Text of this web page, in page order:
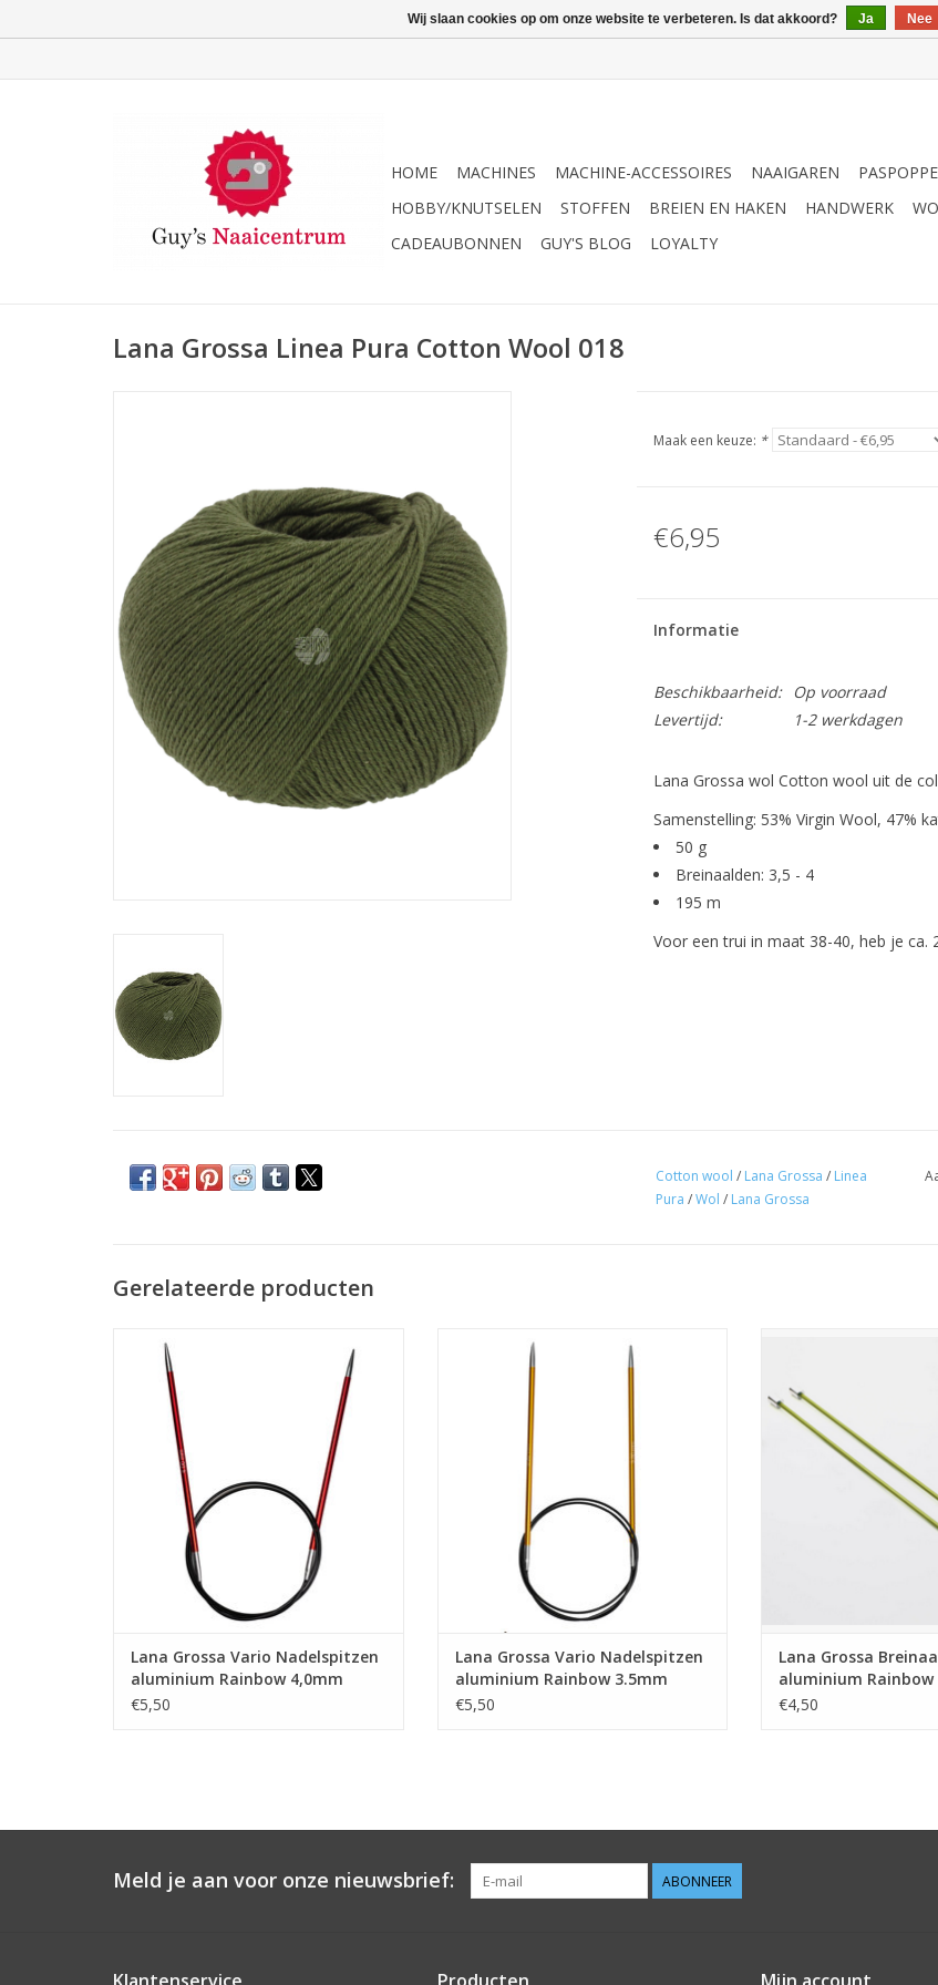
HOME MACHINES MACHINE-ACCESSOIRES NAAIGAREN
HOBBY/KNUTSELEN
STOFFEN BREIEN EN HAKEN HANDWERK
CADEAUBONNEN
GUY'S BLOG LOYALTY
Lana Grossa Linea Pura Cotton Wool 018
Maak een keuze: *
€6,95
Informatie
Beschikbaarheid:
Op voorraad
Levertijd:
1-2 werkdagen
Lana Grossa wol Cotton wool uit de
Samenstelling: 53% Virgin Wool, 47%
50 g
Breinaalden: 3,5 - 4
195 m
Voor een trui in maat 38-40, heb je ca.
Cotton wool / Lana Grossa / Linea
Pura /Wol / Lana Grossa
Gerelateerde producten
Lana Grossa Vario Nadelspitzen
aluminium Rainbow 4,0mm (naaldpunten
TOEVOEGEN AAN WINKELWAGEN
Lana Grossa Vario Nadelspitzen
aluminium Rainbow 4,0mm
(naaldpunten rondbreinaalden)
€5,50
Lana Grossa Vario Nadelspitzen
aluminium Rainbow 3.5mm (naaldpunten
rondbreinaalden)
TOEVOEGEN AAN WINKELWAGEN
Lana Grossa Vario Nadelspitzen
aluminium Rainbow 3.5mm
(naaldpunten rondbreinaalden)
€5,50
TOEVOEGEN AAN
Lana Grossa
aluminium Rainbow
3,5mm
€4,50
Meld je aan voor onze nieuwsbrief: ABONNEER
Wij slaan cookies op om onze website te verbeteren. Is dat akkoord? Ja Nee